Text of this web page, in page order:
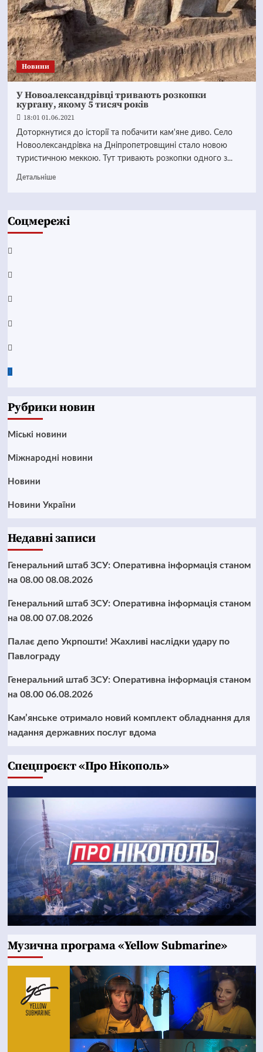
Новини
У Новоалександрівці тривають розкопки
кургану, якому 5 тисяч років
18:01 01.06.2021
Доторкнутися до історії та побачити кам'яне диво. Село
Новоолександрівка на Дніпропетровщині стало новою
туристичною меккою. Тут тривають розкопки одного з...
Детальніше
Соцмережі
Facebook
YouTube
Telegram
Instagram
Twitter
Google
Рубрики новин
Mіські новини
Міжнародні новини
Новини
Новини України
Недавні записи
Генеральний штаб ЗСУ: Оперативна інформація станом
на 08.00 08.08.2026
Генеральний штаб ЗСУ: Оперативна інформація станом
на 08.00 07.08.2026
Палає депо Укрпошти! Жахливі наслідки удару по
Павлограду
Генеральний штаб ЗСУ: Оперативна інформація станом
на 08.00 06.08.2026
Кам’янське отримало новий комплект обладнання для
надання державних послуг вдома
Cпецпроєкт «Про Нікополь»
Музична програма «Yellow Submarine»